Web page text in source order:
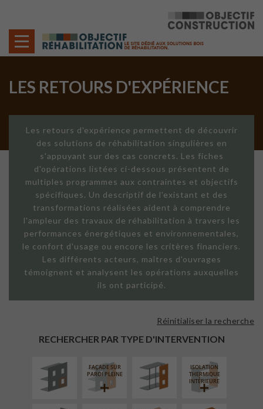
LES RETOURS D'EXPÉRIENCE
Les retours d'expérience permettent de découvrir
des solutions de réhabilitation singulières en
s'appuyant sur des cas concrets. Les fiches
d'opérations listées ci-dessous présentent de
multiples programmes aux contraintes et objectifs
spécifiques. Un descriptif de l'existant et des
transformations réalisées aident à comprendre
l'ampleur des travaux de réhabilitation à travers les
performances énergétiques et environnementales,
le confort d'usage ou encore les critères financiers.
Les différents acteurs, maîtres d'ouvrages
témoignent et analysent les opérations auxquelles
ils ont participé.
RECHERCHER PAR TYPE D'INTERVENTION
Réinitialiser la recherche
EXTÉRIEURE
FAÇADE SUR
PAROI PLEINE
FAÇADE SUR
LINÉAIRE
ISOLATION
THERMIQUE
INTÉRIEURE
RÉAMÉNAGEMENT
INTÉRIEUR
FERMETURE
LOGGIAS
SURÉLÉVATION
EXTENSION